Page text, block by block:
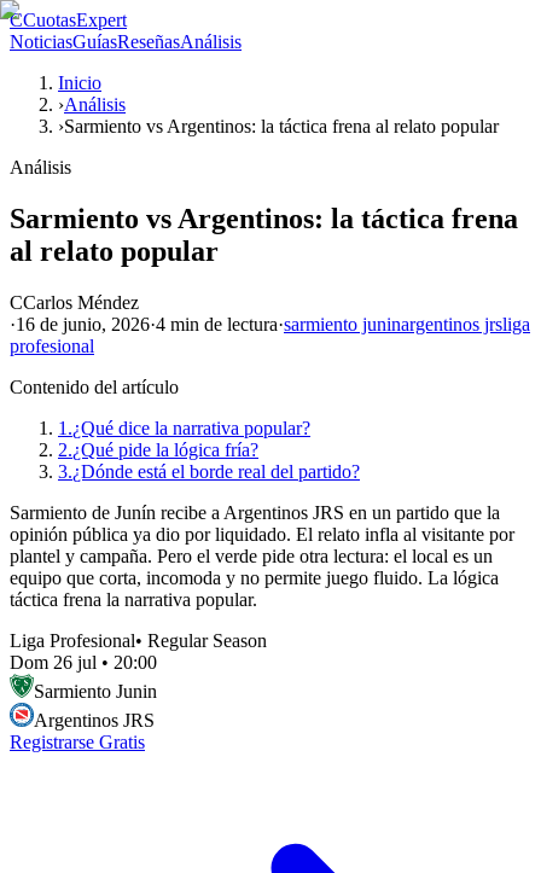
CCuotasExpert
NoticiasGuíasReseñasAnálisis
Inicio
›Análisis
›Sarmiento vs Argentinos: la táctica frena al relato popular
Análisis
Sarmiento vs Argentinos: la táctica frena
al relato popular
CCarlos Méndez
·16 de junio, 2026·4 min de lectura·sarmiento juninargentinos jrsliga
profesional
Contenido del artículo
1.¿Qué dice la narrativa popular?
2.¿Qué pide la lógica fría?
3.¿Dónde está el borde real del partido?
Sarmiento de Junín recibe a Argentinos JRS en un partido que la
opinión pública ya dio por liquidado. El relato infla al visitante por
plantel y campaña. Pero el verde pide otra lectura: el local es un
equipo que corta, incomoda y no permite juego fluido. La lógica
táctica frena la narrativa popular.
Liga Profesional• Regular Season
Dom 26 jul • 20:00
Sarmiento Junin
Argentinos JRS
Registrarse Gratis